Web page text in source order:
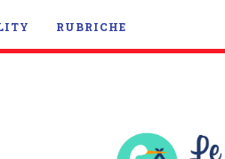
RUBRICHE